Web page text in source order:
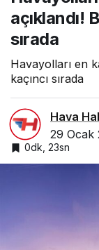
açıklandı!
sırada
Havayolları en
kaçıncı sırada
Hava
29 Ocak
0dk, 23sn